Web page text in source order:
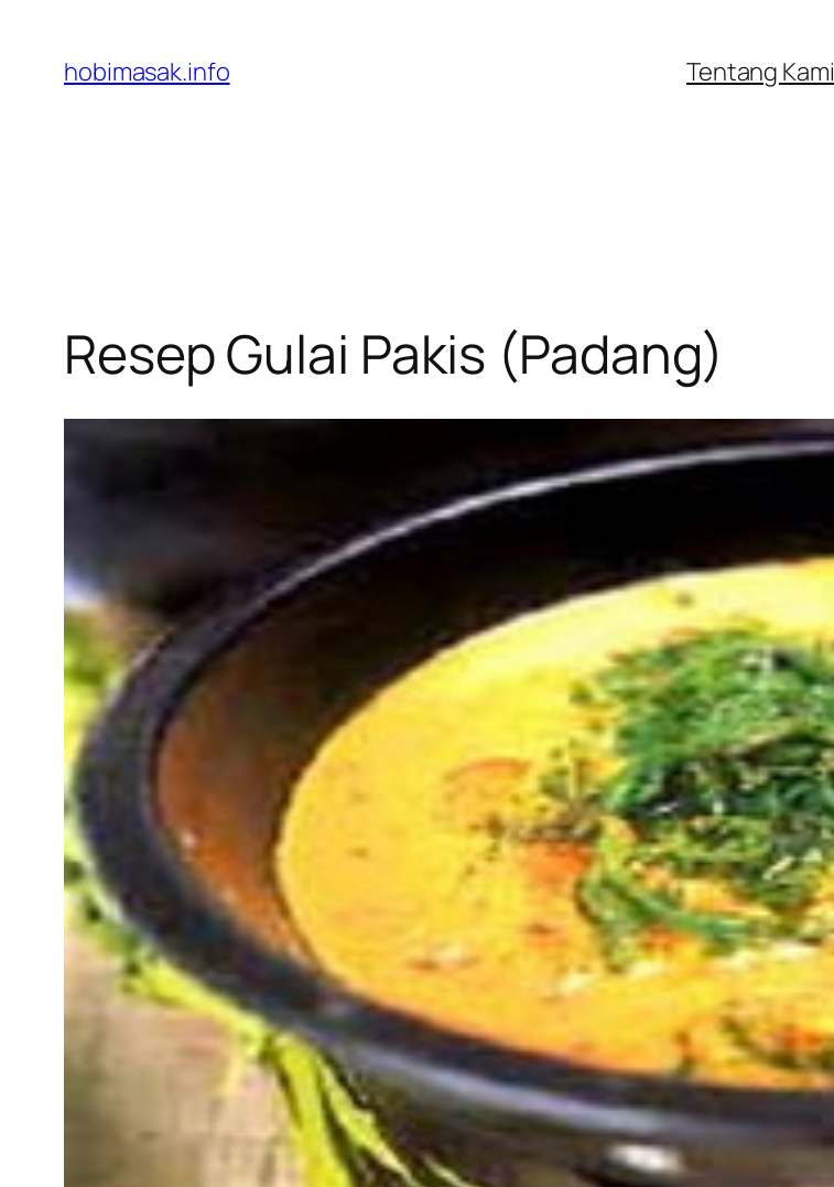
content
hobimasak.info Tentang Kami
Resep Gulai Pakis (Padang)